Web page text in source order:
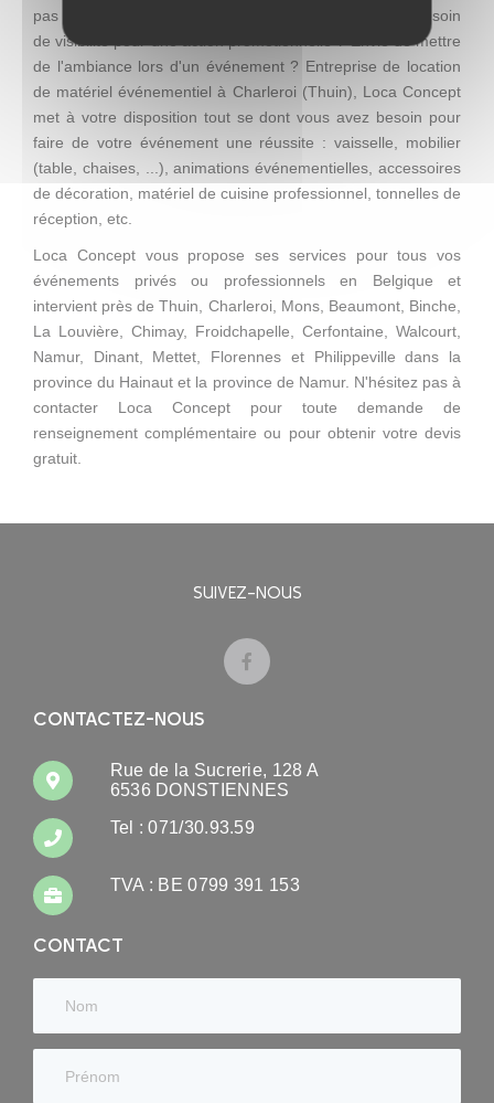
pas chère, mais qui se distingue par son originalité ? Besoin
de visibilité pour une action promotionnelle ? Envie de mettre
de l'ambiance lors d'un événement ? Entreprise de location
de matériel événementiel à Charleroi (Thuin), Loca Concept
met à votre disposition tout se dont vous avez besoin pour
faire de votre événement une réussite : vaisselle, mobilier
(table, chaises, ...), animations événementielles, accessoires
de décoration, matériel de cuisine professionnel, tonnelles de
réception, etc.
Loca Concept vous propose ses services pour tous vos
événements privés ou professionnels en Belgique et
intervient près de Thuin, Charleroi, Mons, Beaumont, Binche,
La Louvière, Chimay, Froidchapelle, Cerfontaine, Walcourt,
Namur, Dinant, Mettet, Florennes et Philippeville dans la
province du Hainaut et la province de Namur. N'hésitez pas à
contacter Loca Concept pour toute demande de
renseignement complémentaire ou pour obtenir votre devis
gratuit.
SUIVEZ-NOUS
CONTACTEZ-NOUS
Rue de la Sucrerie, 128 A
6536 DONSTIENNES
Tel : 071/30.93.59
TVA : BE 0799 391 153
CONTACT